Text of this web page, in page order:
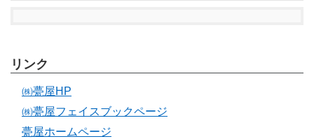
リンク
㈱甍屋HP
㈱甍屋フェイスブックページ
甍屋ホームページ